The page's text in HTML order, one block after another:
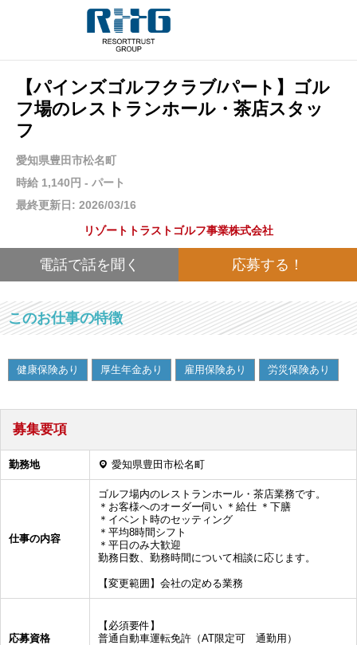
【パインズゴルフクラブ/パート】ゴル
フ場のレストランホール・茶店スタッ
フ
愛知県豊田市松名町
時給 1,140円 - パート
最終更新日: 2026/03/16
リゾートトラストゴルフ事業株式会社
電話で話を聞く 応募する！
このお仕事の特徴
健康保険あり 厚生年金あり 雇用保険あり 労災保険あり
募集要項
勤務地 愛知県豊田市松名町
仕事の内容
ゴルフ場内のレストランホール・茶店業務です。
＊お客様へのオーダー伺い ＊給仕 ＊下膳
＊イベント時のセッティング
＊平均8時間シフト
＊平日のみ大歓迎
勤務日数、勤務時間について相談に応じます。
【変更範囲】会社の定める業務
応募資格
【必須要件】
普通自動車運転免許（AT限定可 通勤用）